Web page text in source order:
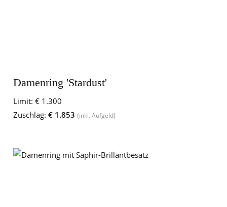
Damenring 'Stardust'
Limit: € 1.300
Zuschlag: € 1.853 (inkl. Aufgeld)